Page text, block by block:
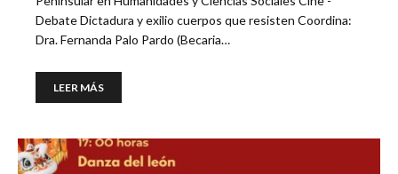
Debate Dictadura y exilio cuerpos que resisten Coordina:
Dra. Fernanda Palo Pardo (Becaria…
LEER MÁS